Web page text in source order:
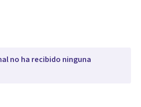
no ha recibido ninguna